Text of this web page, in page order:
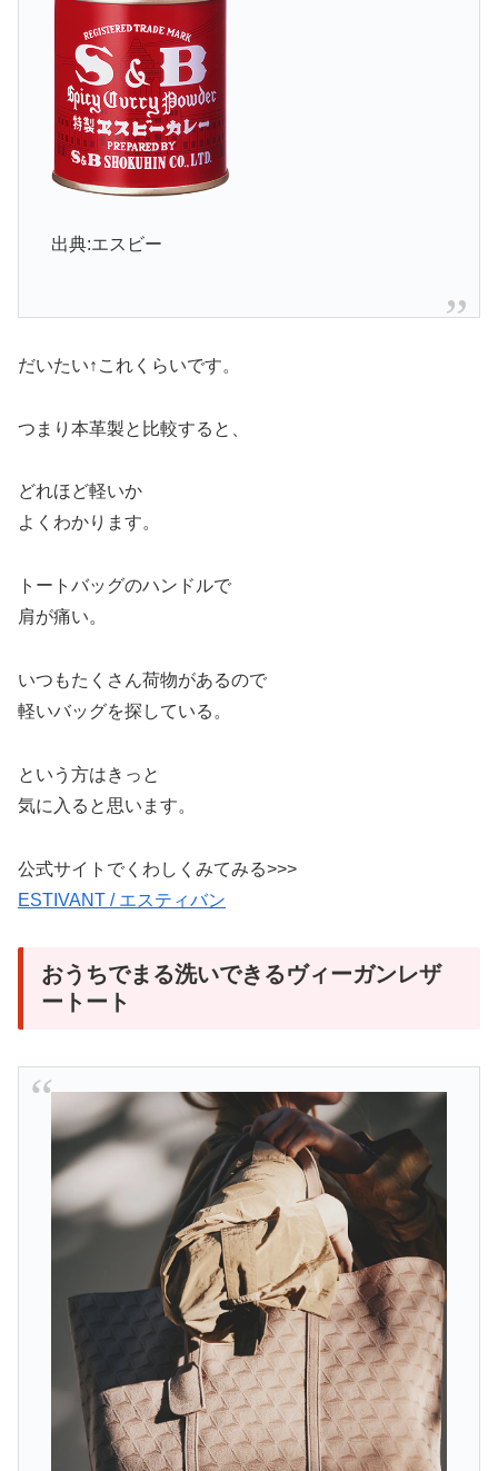
出典:エスビー
だいたい↑これくらいです。
つまり本革製と比較すると、
どれほど軽いか
よくわかります。
トートバッグのハンドルで
肩が痛い。
いつもたくさん荷物があるので
軽いバッグを探している。
という方はきっと
気に入ると思います。
公式サイトでくわしくみてみる>>>
ESTIVANT / エスティバン
おうちでまる洗いできるヴィーガンレザ
ートート